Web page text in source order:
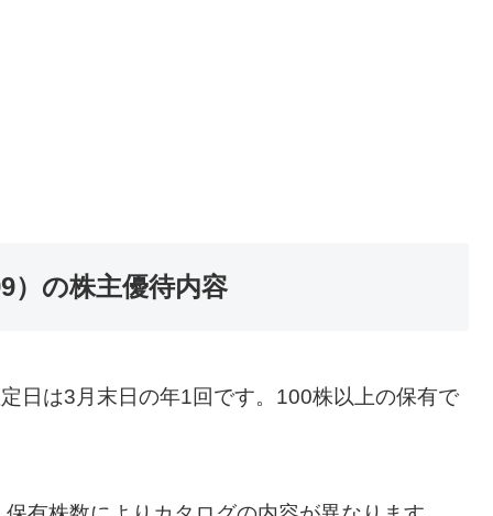
）の株主優待内容
日は3月末日の年1回です。100株以上の保有で